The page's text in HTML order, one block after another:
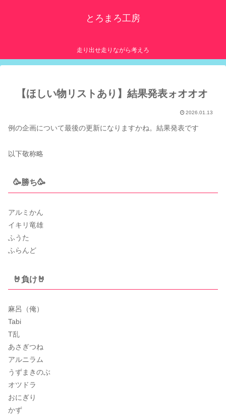
とろまろ工房
走り出せ走りながら考えろ
【ほしい物リストあり】結果発表ォオオオ
2026.01.13
例の企画について最後の更新になりますかね。結果発表です
以下敬称略
🥳勝ち🥳
アルミかん
イキリ竜雄
ふうた
ふらんど
🤘負け🤘
麻呂（俺）
Tabi
T乱
あさぎつね
アルニラム
うずまきのぶ
オツドラ
おにぎり
かず